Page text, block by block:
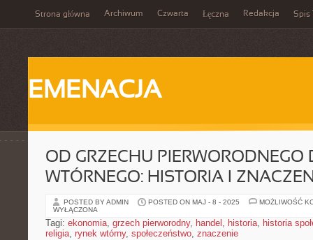
Strona główna Archiwum Czwarta Łęczna Redakcja Spis
EMENACJA
OD GRZECHU PIERWORODNEGO
WTÓRNEGO: HISTORIA I
POSTED BY ADMIN POSTED ON MAJ - 8 - 2025
MOŻLIWOŚĆ
WYŁĄCZONA
Tagi: ekonomia, grzech pierworodny, handel , historia, historia
religia, rynek wtórny, społeczeństwo, znaczenie